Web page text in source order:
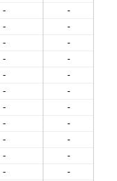
-
-
-
-
-
-
-
-
-
-
-
-
-
-
-
-
-
-
-
-
-
-